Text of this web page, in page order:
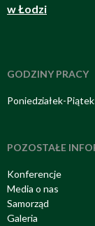
w Łodzi
GODZINY PRACY
Poniedziałek-
POZOSTAŁE
Konferencje
Media o nas
Samorząd
Galeria